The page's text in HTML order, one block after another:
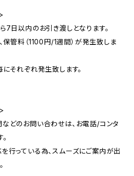
7日以内のお引き渡しとなります。
管料（1100円/1週間）が発生致しま
それぞれ発生致します。
どのお問い合わせは、お電話/コンタ
行っている為、スムーズにご案内が出